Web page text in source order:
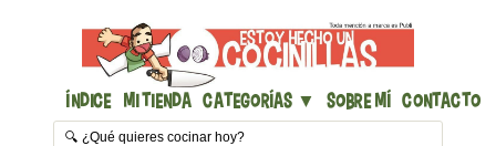
Índice Mi Tienda Categorías ▼ Sobre mí Contacto